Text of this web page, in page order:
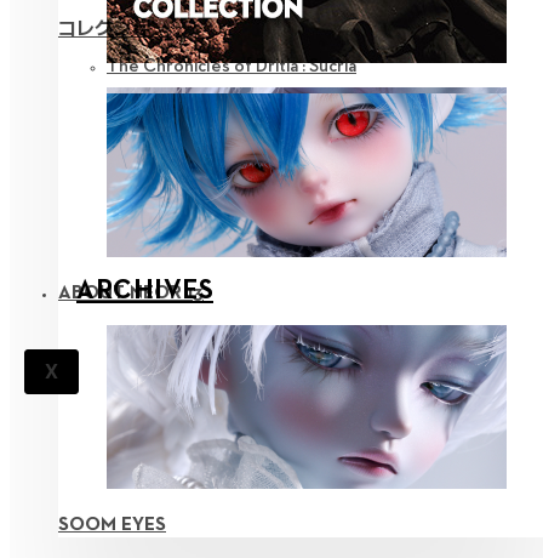
ARCHIVES
X
コレクション
The Chronicles of Dritia : Sucria
ABOUT NEOR 13
SOOM EYES